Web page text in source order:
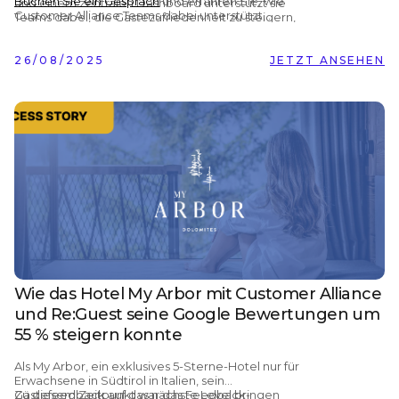
Teams dabei, die Gästezufriedenheit zu steigern,
Customer Alliance Teams dabei unterstützt,
26/08/2025 JETZT ANSEHEN
Wie das Hotel My Arbor mit Customer Alliance
und Re:Guest seine Google Bewertungen um
55 % steigern konnte
Als My Arbor, ein exklusives5-Sterne-Hotel nur für
Erwachsene in Südtirol in Italien, sein
Gästefeedback auf das nächste Level bringen
Zu diesem Zeitpunkt war das Feedback-